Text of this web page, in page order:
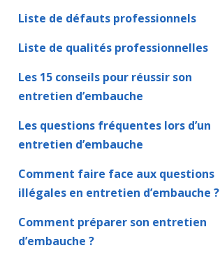
Liste de défauts professionnels
Liste de qualités professionnelles
Les 15 conseils pour réussir son
entretien d’embauche
Les questions fréquentes lors d’un
entretien d’embauche
Comment faire face aux questions
illégales en entretien d’embauche ?
Comment préparer son entretien
d’embauche ?